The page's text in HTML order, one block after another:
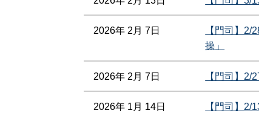
2026年 2月 7日
【門司】2/
操」
2026年 2月 7日 【門司】2/
2026年 1月 14日
【門司】2/